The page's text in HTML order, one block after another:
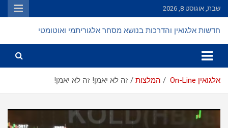
Skip
to
שבת, אוגוסט 8, 2026
חדשות אלגואין והדרכות בנושא מסחר אלגוריתמי ואוטומטי
אלגואין On-Line המלצות זה לא יאמן! זה לא יאמן!